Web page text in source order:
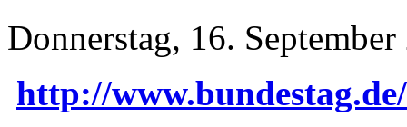
Donnerstag, 16.
http://